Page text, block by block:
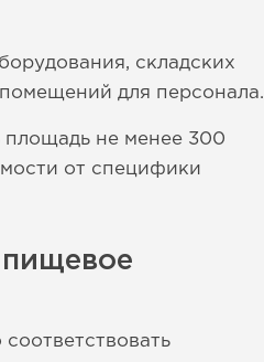
складских
для персонала.
площадь не менее 300
от специфики
пищевое